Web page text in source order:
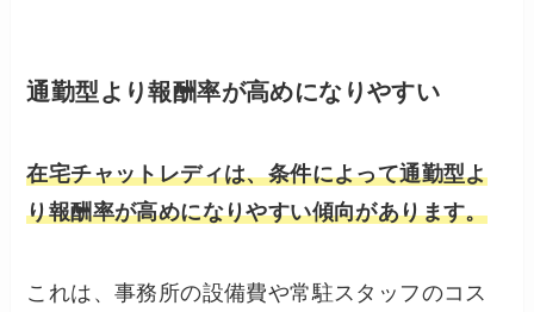
通勤型より報酬率が高めになりやすい
在宅チャットレディは、条件によって通勤型よ
り報酬率が高めになりやすい傾向があります。
これは、事務所の設備費や常駐スタッフのコス